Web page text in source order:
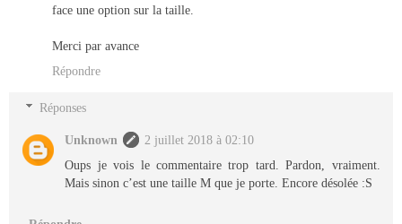
face une option sur la taille.
Merci par avance
Répondre
Réponses
Unknown
2 juillet 2018 à 02:10
Oups je vois le commentaire trop tard. Pardon, vraiment.
Mais sinon c’est une taille M que je porte. Encore désolée :S